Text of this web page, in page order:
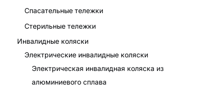
Спасательные тележки
Стерильные тележки
Инвалидные коляски
Электрические инвалидные коляски
Электрическая инвалидная коляска из
алюминиевого сплава